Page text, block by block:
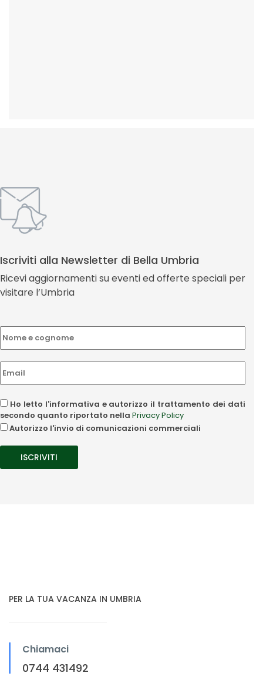
Iscriviti alla Newsletter di Bella Umbria
Ricevi aggiornamenti su eventi ed offerte speciali per
visitare l’Umbria
Ho letto l'informativa e autorizzo il trattamento dei dati
secondo quanto riportato nella Privacy Policy
Autorizzo l'invio di comunicazioni commerciali
PER LA TUA VACANZA IN UMBRIA
Chiamaci
0744 431492